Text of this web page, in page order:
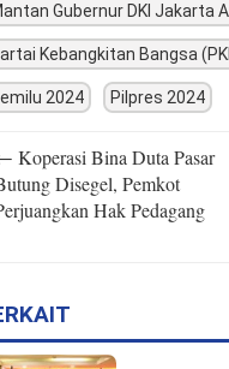
Gubernur DKI Jakarta
Kebangkitan Bangsa
2024 Pilpres 2024
Koperasi Bina Duta Pasar
Disegel, Pemkot
Hak Pedagang